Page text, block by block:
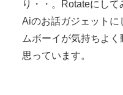
り・・。Rotateにし
Aiのお話ガジェットに
ムボーイが気持ちよ
思っています。